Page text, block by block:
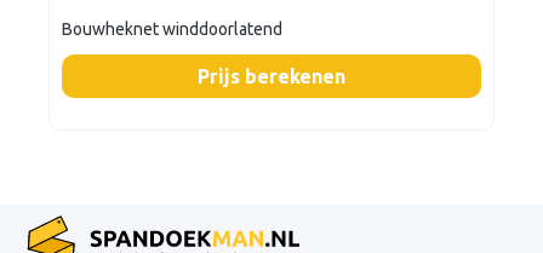
Bouwheknet winddoorlatend
Prijs berekenen